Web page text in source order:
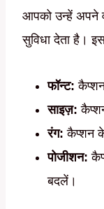
आपको उन्हें अपने
सुविधा देता है।
फॉन्ट:
साइज़:
रंग: कैप्शन
पोजीशन:
बदलें।